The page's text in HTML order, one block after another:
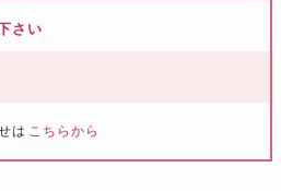
さい
は こちらから